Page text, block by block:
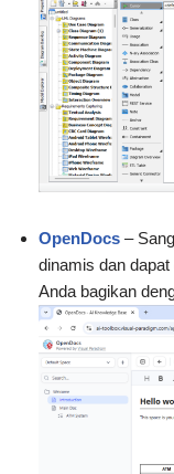
OpenDocs –
dinamis dan
Anda bagikan